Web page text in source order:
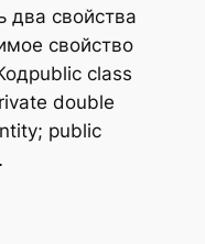
два свойства
свойство
class
double
public